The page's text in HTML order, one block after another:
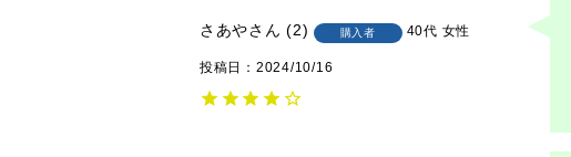
さあや 2 購入者 40代 女性
投稿日 2024/10/16